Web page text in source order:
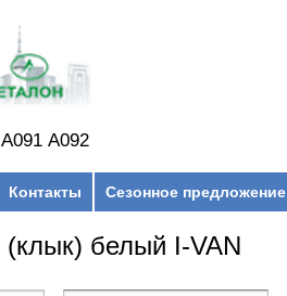
А092
Контакты Сезонное предложение
белый I-VAN